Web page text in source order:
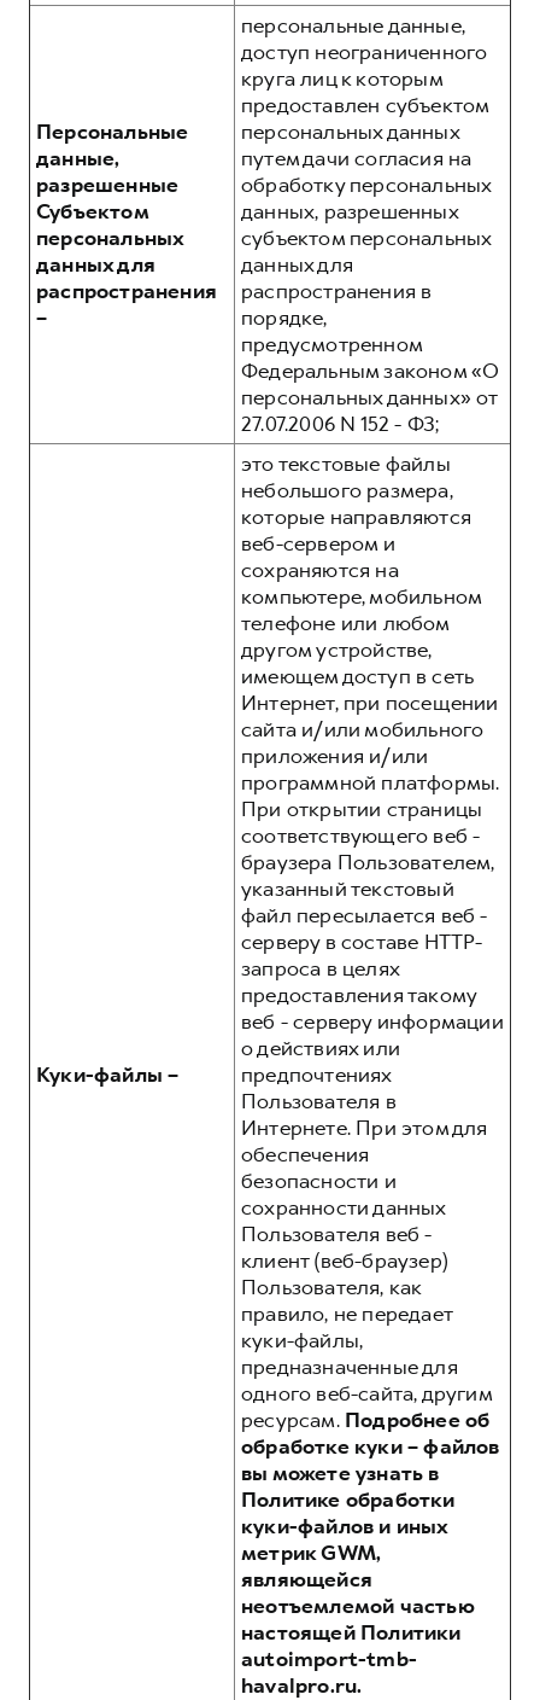
Персональные
данные,
разрешенные
Субъектом
персональных
данных для
распространения
–
персональные данные,
доступ неограниченного
круга лиц к которым
предоставлен субъектом
персональных данных
путем дачи согласия на
обработку персональных
данных, разрешенных
субъектом персональных
данных для
распространения в
порядке,
предусмотренном
Федеральным законом «О
персональных данных» от
27.07.2006 N 152 - ФЗ;
Куки-файлы –
это текстовые файлы
небольшого размера,
которые направляются
веб-сервером и
сохраняются на
компьютере, мобильном
телефоне или любом
другом устройстве,
имеющем доступ в сеть
Интернет, при посещении
сайта и/или мобильного
приложения и/или
программной платформы.
При открытии страницы
соответствующего веб -
браузера Пользователем,
указанный текстовый
файл пересылается веб -
серверу в составе HTTP-
запроса в целях
предоставления такому
веб - серверу информации
о действиях или
предпочтениях
Пользователя в
Интернете. При этом для
обеспечения
безопасности и
сохранности данных
Пользователя веб -
клиент (веб-браузер)
Пользователя, как
правило, не передает
куки-файлы,
предназначенные для
одного веб-сайта, другим
ресурсам. Подробнее об
обработке куки – файлов
вы можете узнать в
Политике обработки
куки-файлов и иных
метрик GWM,
являющейся
неотъемлемой частью
настоящей Политики
autoimport-tmb-
havalpro.ru.